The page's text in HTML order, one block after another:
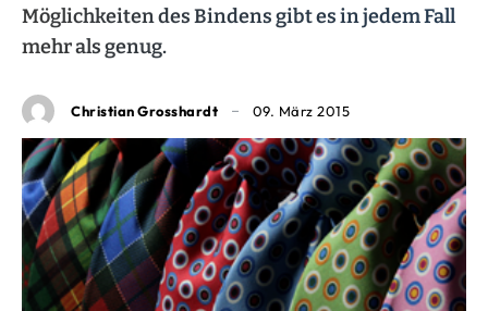
Möglichkeiten des Bindens gibt es in jedem Fall
mehr als genug.
Christian Grosshardt 09. März 2015